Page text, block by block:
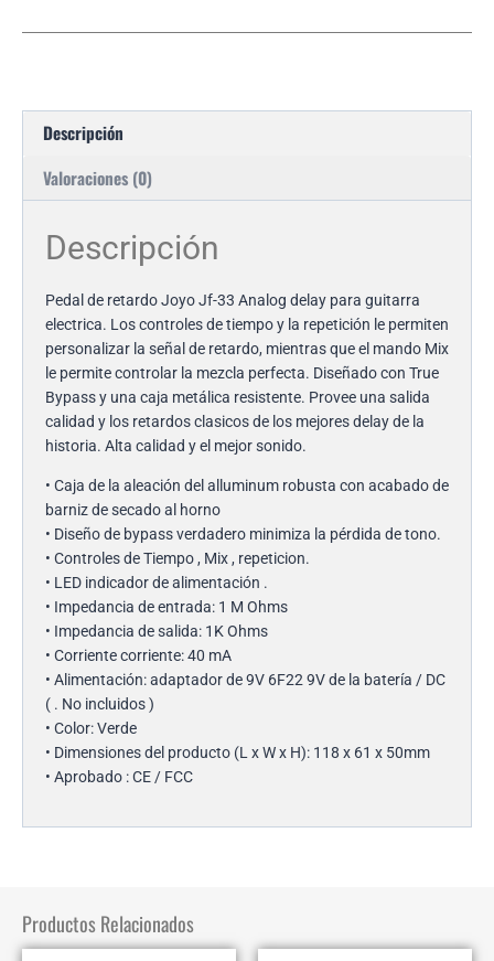
Descripción
Valoraciones (0)
Descripción
Pedal de retardo Joyo Jf-33 Analog delay para guitarra
electrica. Los controles de tiempo y la repetición le permiten
personalizar la señal de retardo, mientras que el mando Mix
le permite controlar la mezcla perfecta. Diseñado con True
Bypass y una caja metálica resistente. Provee una salida
calidad y los retardos clasicos de los mejores delay de la
historia. Alta calidad y el mejor sonido.
• Caja de la aleación del alluminum robusta con acabado de
barniz de secado al horno
• Diseño de bypass verdadero minimiza la pérdida de tono.
• Controles de Tiempo , Mix , repeticion.
• LED indicador de alimentación .
• Impedancia de entrada: 1 M Ohms
• Impedancia de salida: 1K Ohms
• Corriente corriente: 40 mA
• Alimentación: adaptador de 9V 6F22 9V de la batería / DC
( . No incluidos )
• Color: Verde
• Dimensiones del producto (L x W x H): 118 x 61 x 50mm
• Aprobado : CE / FCC
Productos Relacionados